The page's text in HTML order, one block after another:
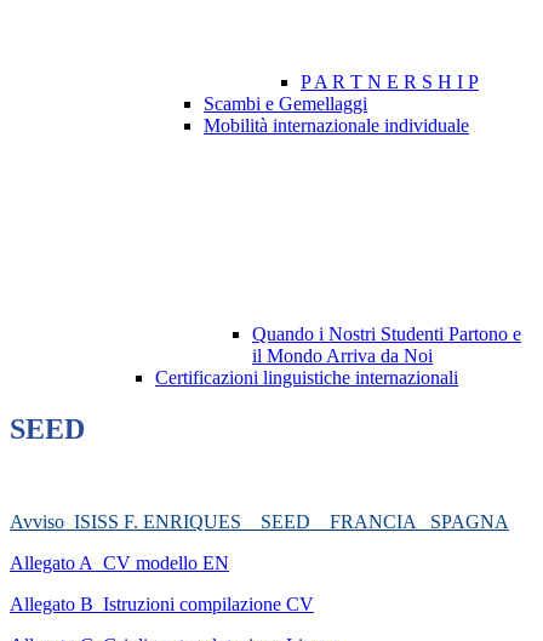
P A R T N E R S H I P
Scambi e Gemellaggi
Mobilità internazionale individuale
Quando i Nostri Studenti Partono e
il Mondo Arriva da Noi
Certificazioni linguistiche internazionali
SEED
Avviso_ISISS F. ENRIQUES _ SEED _ FRANCIA _SPAGNA
Allegato A_CV modello EN
Allegato B_Istruzioni compilazione CV